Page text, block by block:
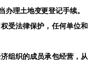
办理土地变更登记手续。
受法律保护，任何单位和
组织的成员承包经营，从